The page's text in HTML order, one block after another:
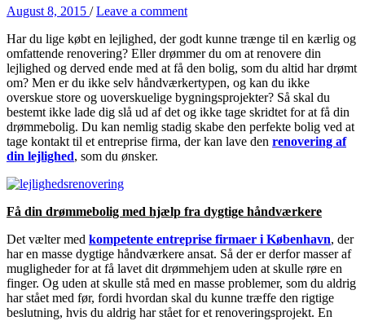
August 8, 2015 /Leave a comment
Har du lige købt en lejlighed, der godt kunne trænge til en kærlig og
omfattende renovering? Eller drømmer du om at renovere din
lejlighed og derved ende med at få den bolig, som du altid har drømt
om? Men er du ikke selv håndværkertypen, og kan du ikke
overskue store og uoverskuelige bygningsprojekter? Så skal du
bestemt ikke lade dig slå ud af det og ikke tage skridtet for at få din
drømmebolig. Du kan nemlig stadig skabe den perfekte bolig ved at
tage kontakt til et entreprise firma, der kan lave den renovering af
din lejlighed, som du ønsker.
Få din drømmebolig med hjælp fra dygtige håndværkere
Det vælter med kompetente entreprise firmaer i København, der
har en masse dygtige håndværkere ansat. Så der er derfor masser af
mugligheder for at få lavet dit drømmehjem uden at skulle røre en
finger. Og uden at skulle stå med en masse problemer, som du aldrig
har stået med før, fordi hvordan skal du kunne træffe den rigtige
beslutning, hvis du aldrig har stået for et renoveringsprojekt. En